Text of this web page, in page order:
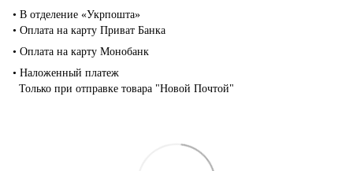
• В отделение «Укрпошта»
• Оплата на карту Приват Банка
• Оплата на карту Монобанк
• Наложенный платеж
Только при отправке товара "Новой Почтой"